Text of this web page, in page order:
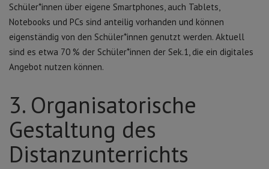
Schüler*innen über eigene Smartphones, auch Tablets,
Notebooks und PCs sind anteilig vorhanden und können
eigenständig von den Schüler*innen genutzt werden. Aktuell
sind es etwa 70 % der Schüler*innen der Sek.1, die ein digitales
Angebot nutzen können.
3. Organisatorische
Gestaltung des
Distanzunterrichts